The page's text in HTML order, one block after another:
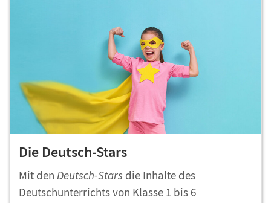
Die Deutsch-Stars
Mit den Deutsch-Stars die Inhalte des
Deutschunterrichts von Klasse 1 bis 6